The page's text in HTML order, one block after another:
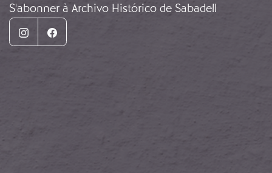
S'abonner à Archivo Histórico de Sabadell
InstagramFacebook